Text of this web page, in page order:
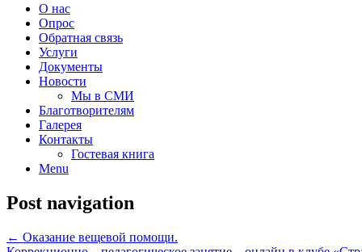
О нас
Опрос
Обратная связь
Услуги
Документы
Новости
Мы в СМИ
Благотворителям
Галерея
Контакты
Гостевая книга
Menu
Post navigation
← Оказание вещевой помощи.